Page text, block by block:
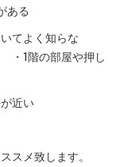
る
よく知らな
の部屋や押し
近い
スメ致します。